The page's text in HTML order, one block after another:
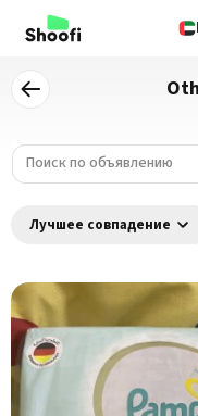
Лучшее совпадение